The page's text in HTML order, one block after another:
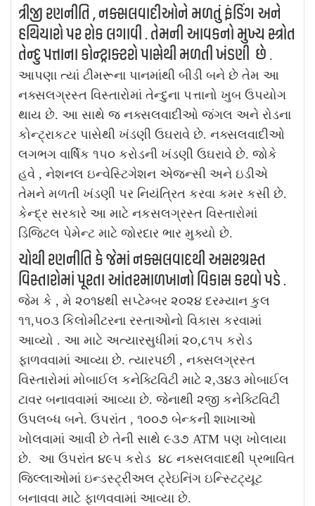
ત્રીજી રણનીતિ , નક્સલવાદીઓને મળતું ફંડિંગ અને
હથિયારો પર રોક લગાવી . તેમની આવકનો મુખ્ય સ્ત્રોત
તેન્દુ પત્તાના કોન્ટ્રાક્ટરો પાસેથી મળતી ખંડણી છે .
આપણા ત્યાં ટીમરૂના પાનમાંથી બીડી બને છે તેમ આ
નક્સલગ્રસ્ત વિસ્તારોમાં તેન્દુના પત્તાનો ખુબ ઉપયોગ
થાય છે. આ સાથે જ નક્સલવાદીઓ જંગલ અને રોડના
કોન્ટ્રાકટર પાસેથી ખંડણી ઉઘરાવે છે. નક્સલવાદીઓ
લગભગ વાર્ષિક ૧૫૦ કરોડની ખંડણી ઉઘરાવે છે. જોકે
હવે , નેશનલ ઇન્વેસ્ટિગેશન એજન્સી અને ઇડીએ
તેમને મળતી ખંડણી પર નિયંત્રિત કરવા કમર કસી છે.
કેન્દ્ર સરકારે આ માટે નકસલગ્રસ્ત વિસ્તારોમાં
ડિજિટલ પેમેન્ટ માટે જોરદાર ભાર મુક્યો છે.
ચોથી રણનીતિ કે જેમાં નક્સલવાદથી અસરગ્રસ્ત
વિસ્તારોમાં પૂરતા આંતરમાળખાનો વિકાસ કરવો પડે .
જેમ કે , મે ૨૦૧૪થી સપ્ટેમ્બર ૨૦૨૪ દરમ્યાન કુલ
૧૧,૫૦૩ કિલોમીટરના રસ્તાઓનો વિકાસ કરવામાં
આવ્યો . આ માટે અત્યારસુધીમાં ૨૦,૮૧૫ કરોડ
ફાળવવામાં આવ્યા છે. ત્યારપછી , નક્સલગ્રસ્ત
વિસ્તારોમાં મોબાઈલ કનેક્ટિવિટી માટે ૨,૩૪૩ મોબાઈલ
ટાવર બનાવવામાં આવ્યા છે. જેનાથી ૨જી કનેક્ટિવિટી
ઉપલબ્ધ બને. ઉપરાંત , ૧૦૦૭ બેન્કની શાખાઓ
ખોલવામાં આવી છે તેની સાથે ૯૩૭ ATM પણ ખોલાયા
છે. આ ઉપરાંત ૪૯૫ કરોડ ૪૮ નક્સલવાદથી પ્રભાવિત
જિલ્લાઓમાં ઇન્ડસ્ટ્રીઅલ ટ્રેઇનિંગ ઇન્સ્ટિટ્યૂટ
બનાવવા માટે ફાળવવામાં આવ્યા છે.